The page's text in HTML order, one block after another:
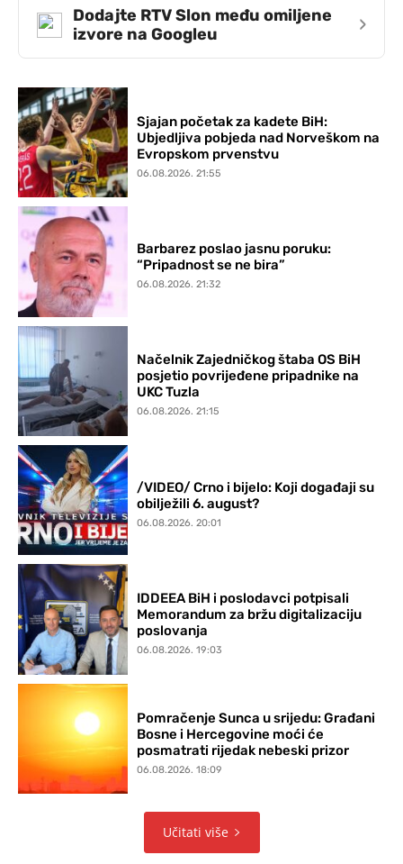
Dodajte RTV Slon među omiljene
izvore na Googleu
›
Sjajan početak za kadete BiH:
Ubjedljiva pobjeda nad Norveškom na
Evropskom prvenstvu
06.08.2026. 21:55
Barbarez poslao jasnu poruku:
“Pripadnost se ne bira”
06.08.2026. 21:32
Načelnik Zajedničkog štaba OS BiH
posjetio povrijeđene pripadnike na
UKC Tuzla
06.08.2026. 21:15
/VIDEO/ Crno i bijelo: Koji događaji su
obilježili 6. august?
06.08.2026. 20:01
IDDEEA BiH i poslodavci potpisali
Memorandum za bržu digitalizaciju
poslovanja
06.08.2026. 19:03
Pomračenje Sunca u srijedu: Građani
Bosne i Hercegovine moći će
posmatrati rijedak nebeski prizor
06.08.2026. 18:09
Učitati više